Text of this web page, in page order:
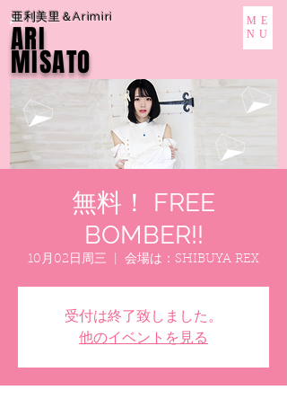
亜利美里＆Arimiri
ARI
MISATO
ME
NU
無料！ FREE
BOMBER!!
10月02日周三 会場は：SHIBUYA REX
受付は終了致しました。
他のイベントを見る